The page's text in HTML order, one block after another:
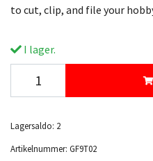
to cut, clip, and file your
I lager.
Lagersaldo: 2
Artikelnummer: GF9T02